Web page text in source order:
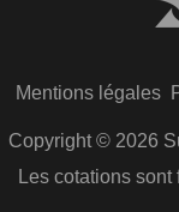
Mentions légales
Copyright © 2026
Les cotations